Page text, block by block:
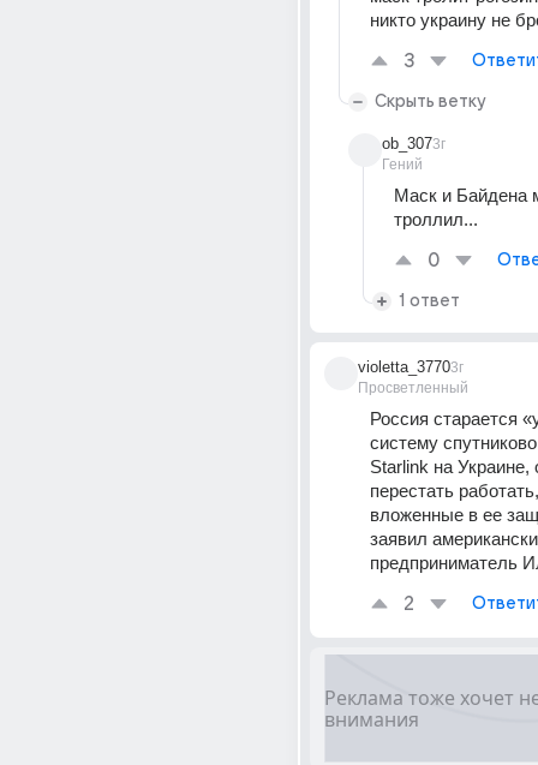
никто украину не
3
Скрыть ветку
ob_307
Гений
3г
Маск и Байдена
троллил...
0
1 ответ
violetta_3770
Просветленный
3г
Россия старается
систему
Starlink на Украине,
перестать
вложенные в ее
заявил
предприниматель
2